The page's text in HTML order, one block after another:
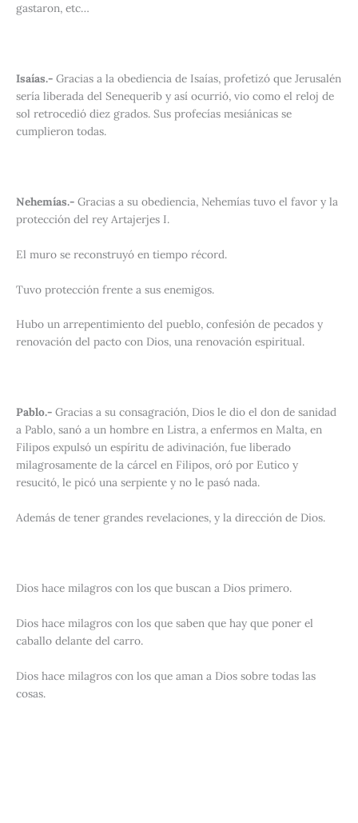
gastaron, etc…
Isaías.- Gracias a la obediencia de Isaías, profetizó que Jerusalén
sería liberada del Senequerib y así ocurrió, vio como el reloj de
sol retrocedió diez grados. Sus profecías mesiánicas se
cumplieron todas.
Nehemías.- Gracias a su obediencia, Nehemías tuvo el favor y la
protección del rey Artajerjes I.
El muro se reconstruyó en tiempo récord.
Tuvo protección frente a sus enemigos.
Hubo un arrepentimiento del pueblo, confesión de pecados y
renovación del pacto con Dios, una renovación espiritual.
Pablo.- Gracias a su consagración, Dios le dio el don de sanidad
a Pablo, sanó a un hombre en Listra, a enfermos en Malta, en
Filipos expulsó un espíritu de adivinación, fue liberado
milagrosamente de la cárcel en Filipos, oró por Eutico y
resucitó, le picó una serpiente y no le pasó nada.
Además de tener grandes revelaciones, y la dirección de Dios.
Dios hace milagros con los que buscan a Dios primero.
Dios hace milagros con los que saben que hay que poner el
caballo delante del carro.
Dios hace milagros con los que aman a Dios sobre todas las
cosas.